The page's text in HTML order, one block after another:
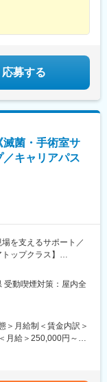
※受動喫煙対策あり＝
ン可能・初期費用会
応募する
滅菌・手術室サ
キャリアパス
を支えるサポート／
ップクラス】
に対し総合医療関連
受動喫煙対策：屋内全
＞月給制＜賃金内訳＞
月給＞250,000円～